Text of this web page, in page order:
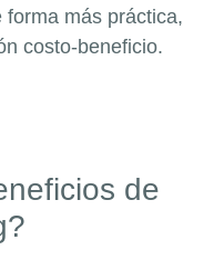
más práctica,
costo-beneficio.
de